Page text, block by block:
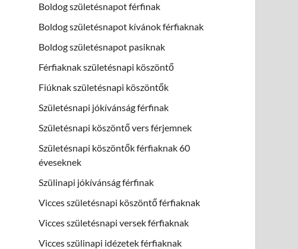
Boldog születésnapot férfinak
Boldog születésnapot kívánok férfiaknak
Boldog születésnapot pasiknak
Férfiaknak születésnapi köszöntő
Fiúknak születésnapi köszöntők
Születésnapi jókívánság férfinak
Születésnapi köszöntő vers férjemnek
Születésnapi köszöntők férfiaknak 60
éveseknek
Szülinapi jókívánság férfinak
Vicces születésnapi köszöntő férfiaknak
Vicces születésnapi versek férfiaknak
Vicces szülinapi idézetek férfiaknak